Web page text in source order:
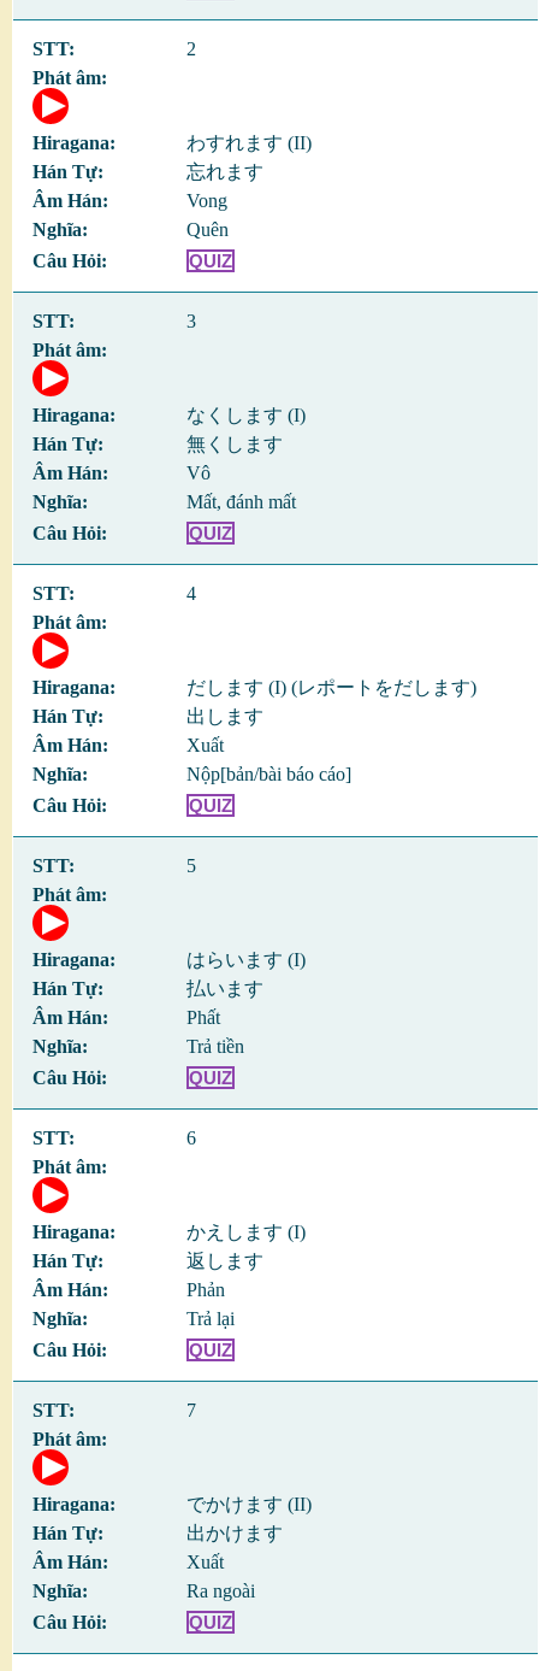
2
わすれます (II)
忘れます
Vong
Quên
QUIZ
3
なくします (I)
無くします
Vô
Mất, đánh mất
QUIZ
4
だします (I) (レポートをだします)
出します
Xuất
Nộp[bản/bài báo cáo]
QUIZ
5
はらいます (I)
払います
Phất
Trả tiền
QUIZ
6
かえします (I)
返します
Phản
Trả lại
QUIZ
7
でかけます (II)
出かけます
Xuất
Ra ngoài
QUIZ